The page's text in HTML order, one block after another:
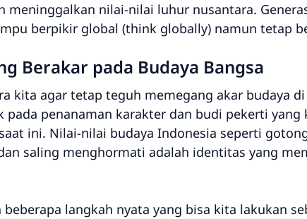
meninggalkan nilai-nilai luhur nusantara.
berpikir global (think globally) namun tetap
Berakar pada Budaya Bangsa
kita agar tetap teguh memegang akar budaya
pada penanaman karakter dan budi pekerti
ini. Nilai-nilai budaya Indonesia seperti
saling menghormati adalah identitas yang
langkah nyata yang bisa kita lakukan